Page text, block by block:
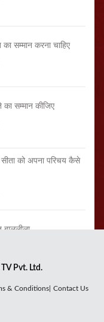
सम्मान करना चाहिए
सम्मान कीजिए
सीता को अपना परिचय कैसे
Pvt. Ltd.
& Conditions| Contact Us